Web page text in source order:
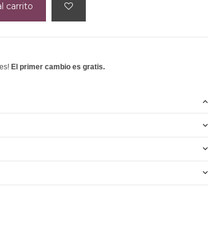
carrito
El primer cambio es gratis.